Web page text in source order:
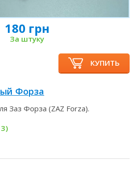
180 грн
За штуку
КУПИТЬ
Форза
Заз Форза (ZAZ Forza).